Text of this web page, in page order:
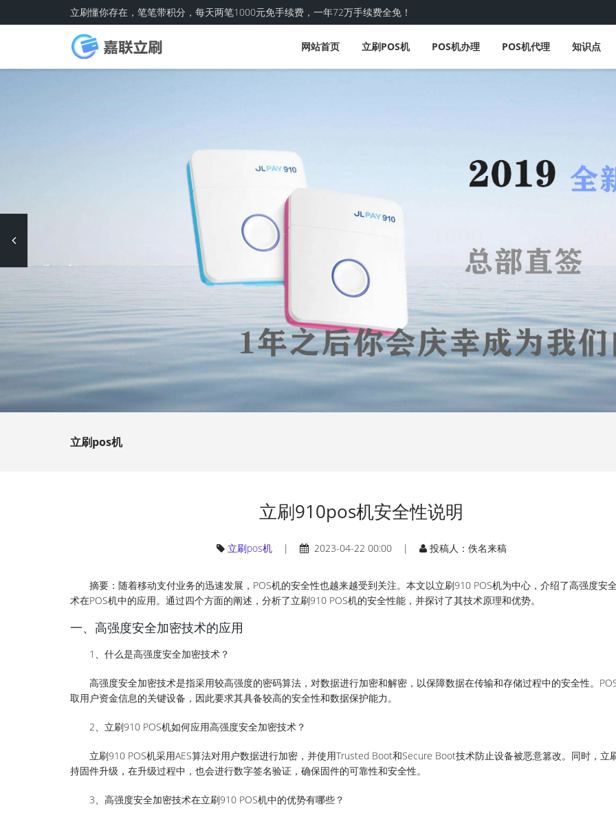
立刷懂你存在，笔笔带积分，每天两笔1000元免手续费，一年72万手续费全免！
网站首页 立刷POS机 POS机办理 POS机代理 知识点
Previous
立刷pos机
立刷910pos机安全性说明
立刷pos机| 2023-04-22 00:00 | 投稿人：佚名来稿
摘要：随着移动支付业务的迅速发展，POS机的安全性也越来越受到关注。本文以立刷910 POS机为中心，介绍了高强度安
术在POS机中的应用。通过四个方面的阐述，分析了立刷910 POS机的安全性能，并探讨了其技术原理和优势。
一、高强度安全加密技术的应用
1、什么是高强度安全加密技术？
高强度安全加密技术是指采用较高强度的密码算法，对数据进行加密和解密，以保障数据在传输和存储过程中的安全性。
取用户资金信息的关键设备，因此要求其具备较高的安全性和数据保护能力。
2、立刷910 POS机如何应用高强度安全加密技术？
立刷910 POS机采用AES算法对用户数据进行加密，并使用Trusted Boot和Secure Boot技术防止设备被恶意篡改。同时，立
持固件升级，在升级过程中，也会进行数字签名验证，确保固件的可靠性和安全性。
3、高强度安全加密技术在立刷910 POS机中的优势有哪些？